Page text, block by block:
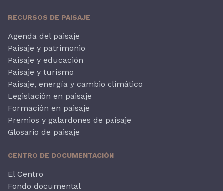
RECURSOS DE PAISAJE
Agenda del paisaje
Paisaje y patrimonio
Paisaje y educación
Paisaje y turismo
Paisaje, energía y cambio climático
Legislación en paisaje
Formación en paisaje
Premios y galardones de paisaje
Glosario de paisaje
CENTRO DE DOCUMENTACIÓN
El Centro
Fondo documental